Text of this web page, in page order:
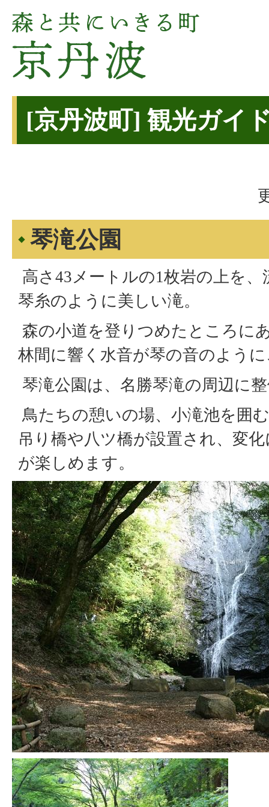
[京丹波町] 観光ガイ
琴滝公園
高さ43メートルの1枚岩の上を
琴糸のように美しい滝。
森の小道を登りつめたところに
林間に響く水音が琴の音のよう
琴滝公園は、名勝琴滝の周辺に
鳥たちの憩いの場、小滝池を囲
吊り橋や八ツ橋が設置され、変
が楽しめます。